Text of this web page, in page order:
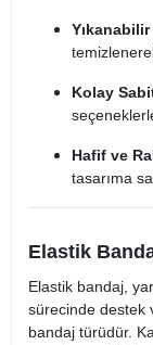
Kolay
Hafif ve
tasarıma
Elastik
Elastik bandaj,
sürecinde destek
bandaj türüdür.